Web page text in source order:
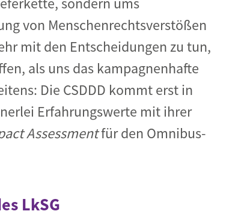
von Menschenrechtsverstößen
mit den Entscheidungen zu tun,
als uns das kampagnenhafte
Die CSDDD kommt erst in
Erfahrungswerte mit ihrer
Assessmentfür den Omnibus-
LkSG